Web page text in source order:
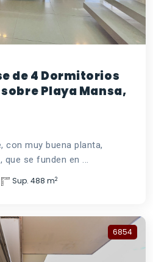
de 4 Dormitorios
Playa Mansa,
con muy buena planta,
se funden en ...
Sup. 488 m2
6854